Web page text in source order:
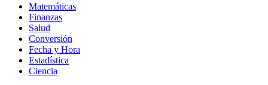
Matemáticas
Finanzas
Salud
Conversión
Fecha y Hora
Estadística
Ciencia